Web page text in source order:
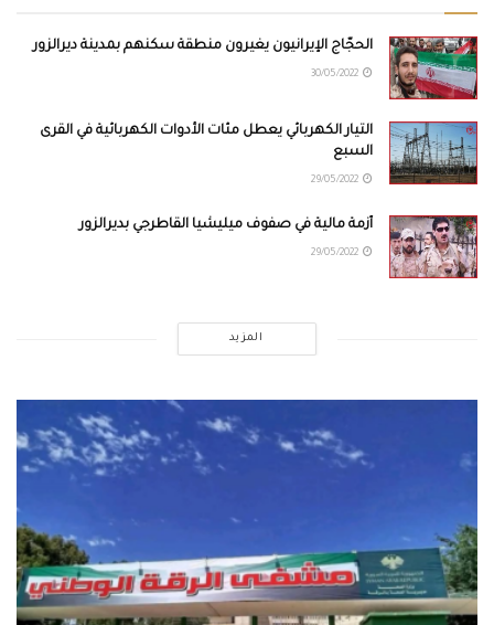
الحجّاج الإيرانيون يغيرون منطقة سكنهم بمدينة ديرالزور
التيار الكهربائي يعطل مئات الأدوات الكهربائية في القرى
السبع
أزمة مالية في صفوف ميليشيا القاطرجي بديرالزور
المزيد